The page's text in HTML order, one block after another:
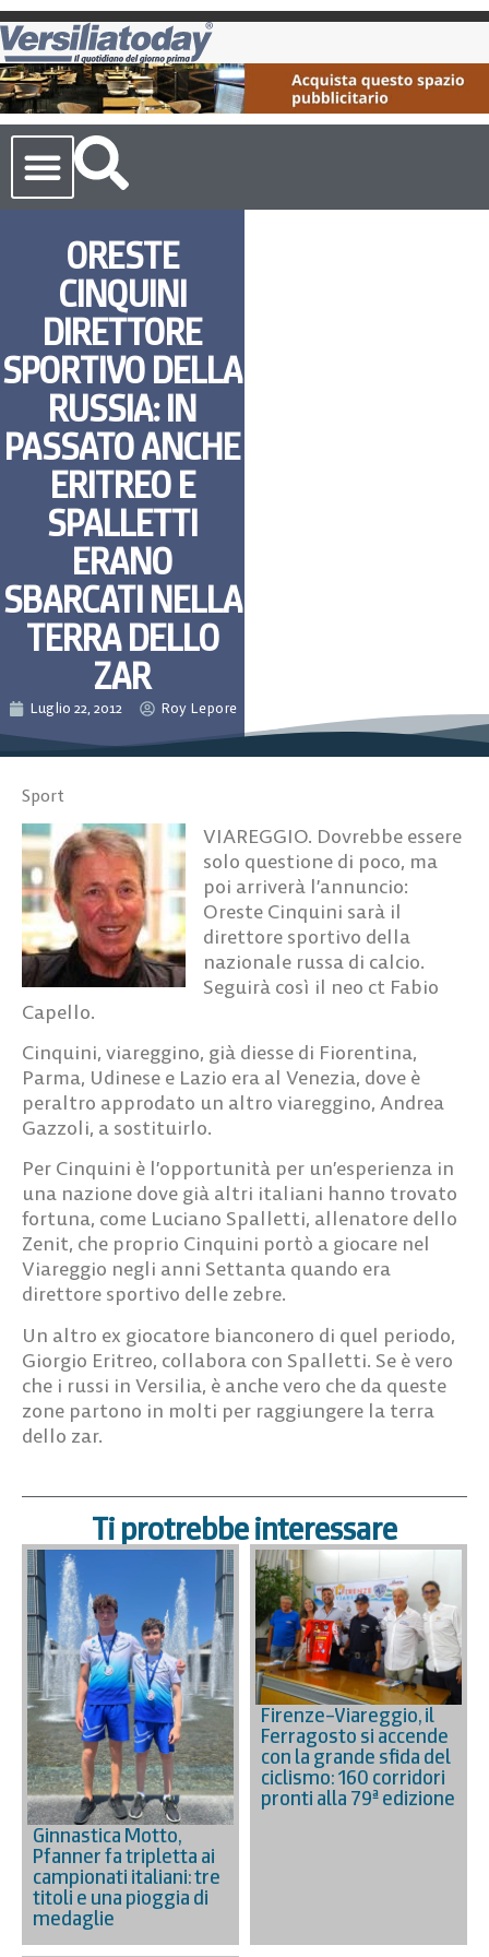
ORESTE
CINQUINI
DIRETTORE
SPORTIVO DELLA
RUSSIA: IN
PASSATO ANCHE
ERITREO E
SPALLETTI
ERANO
SBARCATI NELLA
TERRA DELLO
ZAR
Luglio 22, 2012 Roy Lepore
Sport
VIAREGGIO. Dovrebbe essere
solo questione di poco, ma
poi arriverà l’annuncio:
Oreste Cinquini sarà il
direttore sportivo della
nazionale russa di calcio.
Seguirà così il neo ct Fabio
Capello.
Cinquini, viareggino, già diesse di Fiorentina,
Parma, Udinese e Lazio era al Venezia, dove è
peraltro approdato un altro viareggino, Andrea
Gazzoli, a sostituirlo.
Per Cinquini è l’opportunità per un’esperienza in
una nazione dove già altri italiani hanno trovato
fortuna, come Luciano Spalletti, allenatore dello
Zenit, che proprio Cinquini portò a giocare nel
Viareggio negli anni Settanta quando era
direttore sportivo delle zebre.
Un altro ex giocatore bianconero di quel periodo,
Giorgio Eritreo, collabora con Spalletti. Se è vero
che i russi in Versilia, è anche vero che da queste
zone partono in molti per raggiungere la terra
dello zar.
Ti protrebbe interessare
Ginnastica Motto,
Pfanner fa tripletta ai
campionati italiani: tre
titoli e una pioggia di
medaglie
Firenze–Viareggio, il
Ferragosto si accende
con la grande sfida del
ciclismo: 160 corridori
pronti alla 79ª edizione